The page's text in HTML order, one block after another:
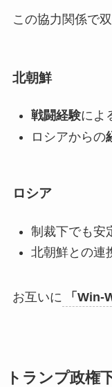
この協力関係で
北朝鮮
戦闘経験によ
ロシアからの
ロシア
制裁下でも安
北朝鮮との連
お互いに 「Win-
トランプ政権